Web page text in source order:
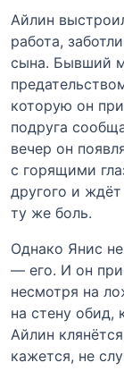
Айлин
работа,
сына. Бывший
которую он
подруга
вечер он
с горящими
другого и
ту же боль.
Однако Янис
— его. И он
несмотря на
на стену обид,
Айлин
кажется, не